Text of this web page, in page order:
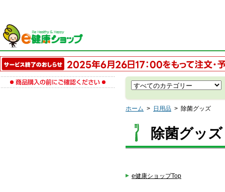
ホーム > 日用品 > 除菌グッズ
除菌グッズ
e健康ショップTop